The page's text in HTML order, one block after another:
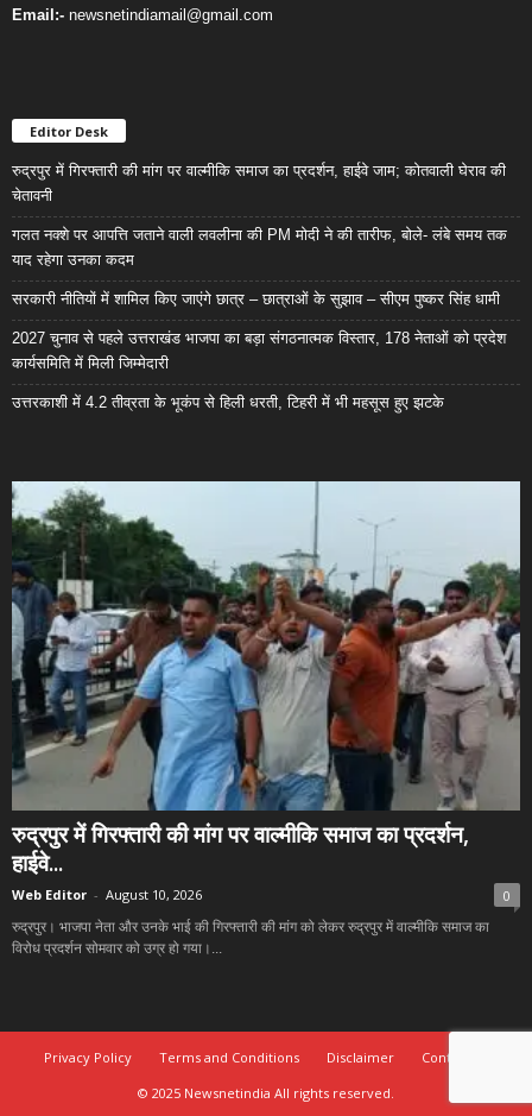
Email:- newsnetindiamail@gmail.com
Editor Desk
रुद्रपुर में गिरफ्तारी की मांग पर वाल्मीकि समाज का प्रदर्शन, हाईवे जाम; कोतवाली घेराव की
चेतावनी
गलत नक्शे पर आपत्ति जताने वाली लवलीना की PM मोदी ने की तारीफ, बोले- लंबे समय तक
याद रहेगा उनका कदम
सरकारी नीतियों में शामिल किए जाएंगे छात्र – छात्राओं के सुझाव – सीएम पुष्कर सिंह धामी
2027 चुनाव से पहले उत्तराखंड भाजपा का बड़ा संगठनात्मक विस्तार, 178 नेताओं को प्रदेश
कार्यसमिति में मिली जिम्मेदारी
उत्तरकाशी में 4.2 तीव्रता के भूकंप से हिली धरती, टिहरी में भी महसूस हुए झटके
रुद्रपुर में गिरफ्तारी की मांग पर वाल्मीकि समाज का प्रदर्शन,
हाईवे...
Web Editor - August 10, 2026 0
रुद्रपुर। भाजपा नेता और उनके भाई की गिरफ्तारी की मांग को लेकर रुद्रपुर में वाल्मीकि समाज का
विरोध प्रदर्शन सोमवार को उग्र हो गया।...
Privacy Policy Terms and Conditions Disclaimer
Contact Us
© 2025 Newsnetindia All rights reserved.